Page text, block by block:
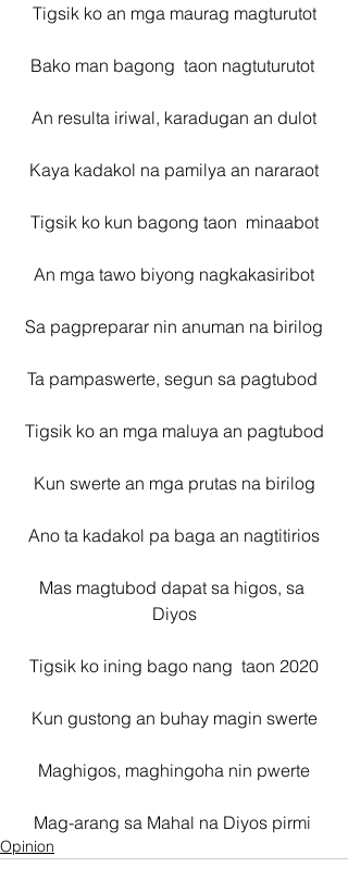
Tigsik ko an mga maurag magturutot
Bako man bagong  taon nagtuturutot
An resulta iriwal, karadugan an dulot
Kaya kadakol na pamilya an nararaot
Tigsik ko kun bagong taon  minaabot
An mga tawo biyong nagkakasiribot
Sa pagpreparar nin anuman na birilog
Ta pampaswerte, segun sa pagtubod
Tigsik ko an mga maluya an pagtubod
Kun swerte an mga prutas na birilog
Ano ta kadakol pa baga an nagtitirios
Mas magtubod dapat sa higos, sa
Diyos
Tigsik ko ining bago nang  taon 2020
Kun gustong an buhay magin swerte
Maghigos, maghingoha nin pwerte
Mag-arang sa Mahal na Diyos pirmi
Opinion